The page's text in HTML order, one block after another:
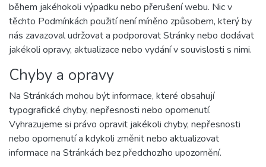
během jakéhokoli výpadku nebo přerušení webu. Nic v
těchto Podmínkách použití není míněno způsobem, který by
nás zavazoval udržovat a podporovat Stránky nebo dodávat
jakékoli opravy, aktualizace nebo vydání v souvislosti s nimi.
Chyby a opravy
Na Stránkách mohou být informace, které obsahují
typografické chyby, nepřesnosti nebo opomenutí.
Vyhrazujeme si právo opravit jakékoli chyby, nepřesnosti
nebo opomenutí a kdykoli změnit nebo aktualizovat
informace na Stránkách bez předchozího upozornění.